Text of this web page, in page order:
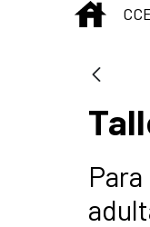
INICIO